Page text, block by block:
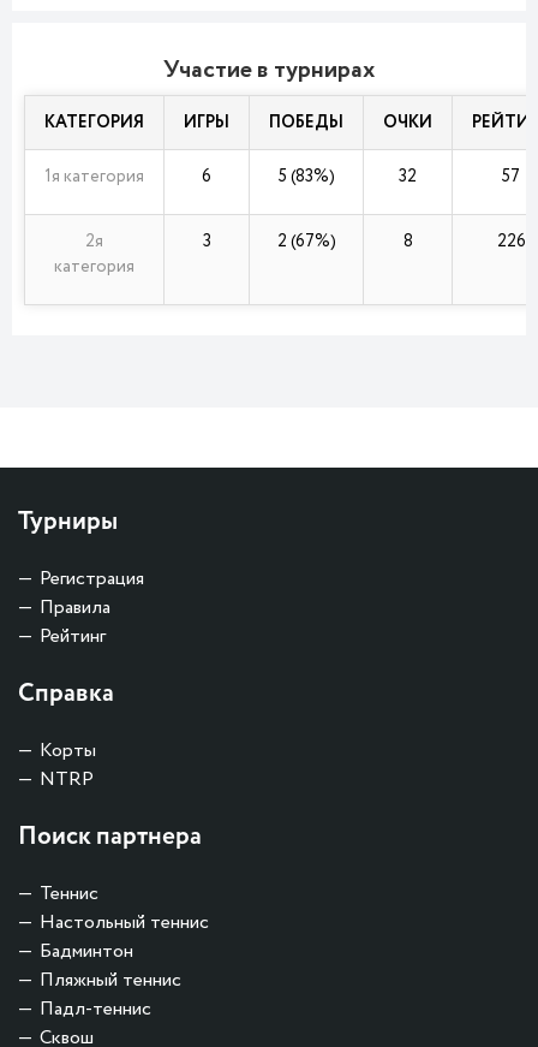
Участие в турнирах
КАТЕГОРИЯ ИГРЫ ПОБЕДЫ ОЧКИ
1я категория 6 5 (83%) 32 57
2я
категория
3 2 (67%) 8 226
Турниры
Регистрация
Правила
Рейтинг
Справка
Корты
NTRP
Поиск партнера
Теннис
Настольный теннис
Бадминтон
Пляжный теннис
Падл-теннис
Сквош